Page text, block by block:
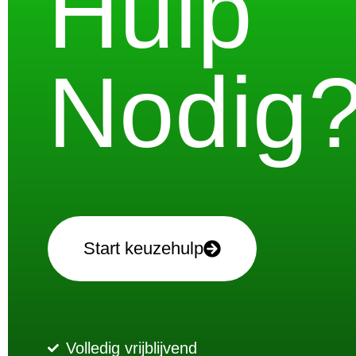
Start keuzehulp
Volledig vrijblijvend